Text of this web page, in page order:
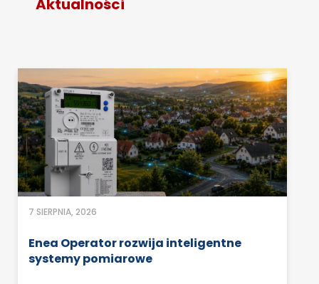
Aktualności
7 SIERPNIA, 2026
Enea Operator rozwija inteligentne
systemy pomiarowe